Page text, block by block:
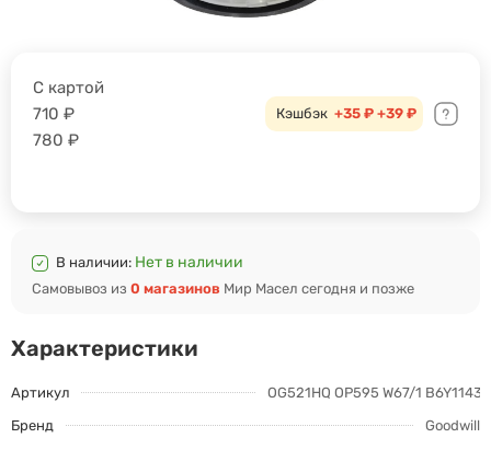
Характеристики
Артикул
OG521HQ OP595 W67/1
Бренд
Goodwill
С картой
710 ₽
780 ₽
Кэшбэк +35 ₽ +39 ₽
В наличии: Нет в наличии
Самовывоз из 0 магазинов Мир Масел сегодня и позже